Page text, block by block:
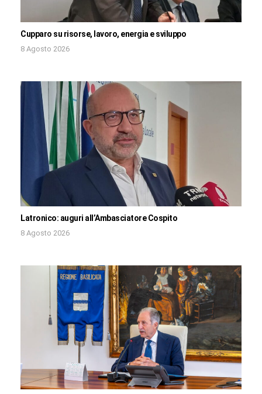
Cupparo su risorse, lavoro, energia e sviluppo
8 Agosto 2026
Latronico: auguri all’Ambasciatore Cospito
8 Agosto 2026